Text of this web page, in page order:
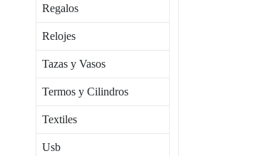
Regalos
Relojes
Tazas y Vasos
Termos y Cilindros
Textiles
Usb